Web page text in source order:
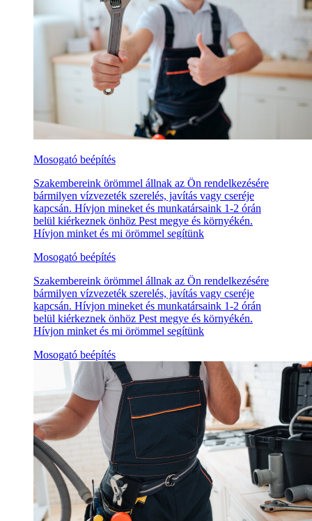
Mosogató beépítés
Szakembereink örömmel állnak az Ön rendelkezésére
bármilyen vízvezeték szerelés, javítás vagy cseréje
kapcsán. Hívjon mineket és munkatársaink 1-2 órán
belül kiérkeznek önhöz Pest megye és környékén.
Hívjon minket és mi örömmel segítünk
Mosogató beépítés
Szakembereink örömmel állnak az Ön rendelkezésére
bármilyen vízvezeték szerelés, javítás vagy cseréje
kapcsán. Hívjon mineket és munkatársaink 1-2 órán
belül kiérkeznek önhöz Pest megye és környékén.
Hívjon minket és mi örömmel segítünk
Mosogató beépítés